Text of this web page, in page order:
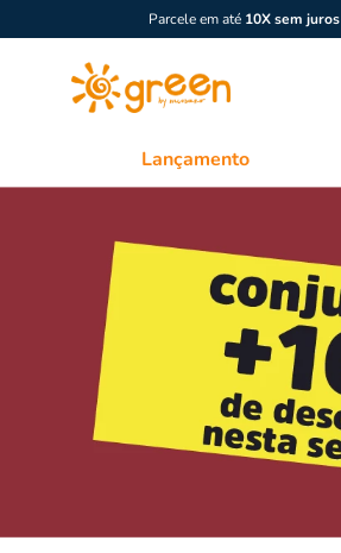
Parcele em até 10X sem juros
Lançamento